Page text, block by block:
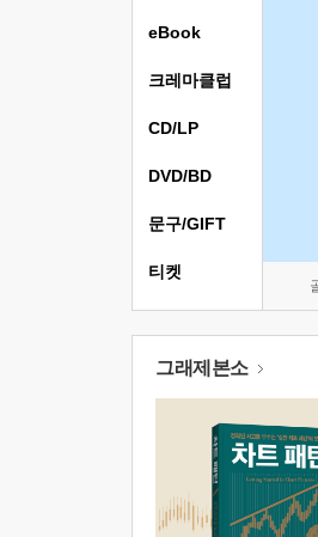
eBook
크레마클럽
CD/LP
DVD/BD
문구/GIFT
티켓
그래제본소